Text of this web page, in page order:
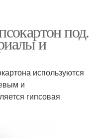
под.
и
используются
и
гипсовая